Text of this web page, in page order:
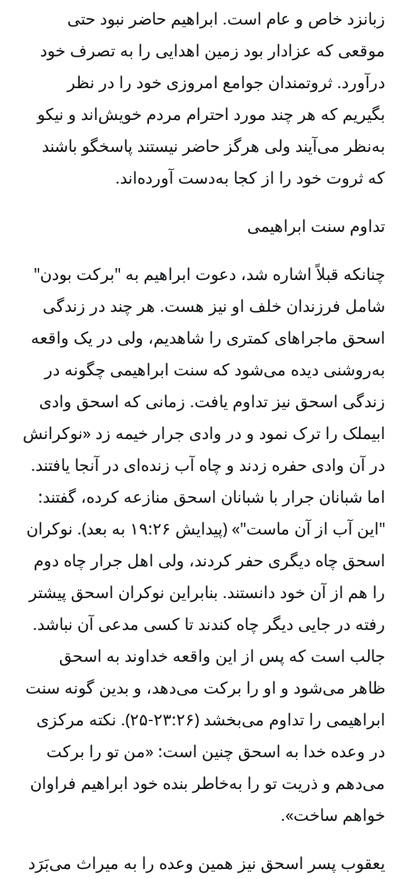
زبانزد خاص و عام است. ابراهیم حاضر نبود حتی
موقعی که عزادار بود زمین اهدایی را به تصرف خود
درآورد. ثروتمندان جوامع امروزی خود را در نظر
بگیریم که هر چند مورد احترام مردم خویش‌اند و نیکو
به‌نظر می‌آیند ولی هرگز حاضر نیستند پاسخگو باشند
که ثروت خود را از کجا به‌دست آورده‌اند.
تداوم سنت ابراهیمی
چنانکه قبلاً اشاره شد، دعوت ابراهیم به "برکت بودن"
شامل فرزندان خلف او نیز هست. هر چند در زندگی
اسحق ماجراهای کمتری را شاهدیم، ولی در یک واقعه
به‌روشنی دیده می‌شود که سنت ابراهیمی چگونه در
زندگی اسحق نیز تداوم یافت. زمانی که اسحق وادی
ابیملک را ترک نمود و در وادی جرار خیمه زد «نوکرانش
در آن وادی حفره زدند و چاه آب زنده‌ای در آنجا یافتند.
اما شبانان جرار با شبانان اسحق منازعه کرده، گفتند:
"این آب از آن ماست"» (پیدایش ۲۶:‏۱۹ به بعد). نوکران
اسحق چاه دیگری حفر کردند، ولی اهل جرار چاه دوم
را هم از آن خود دانستند. بنابراین نوکران اسحق پیشتر
رفته در جایی دیگر چاه کندند تا کسی مدعی آن نباشد.
جالب است که پس از این واقعه خداوند به اسحق
ظاهر می‌شود و او را برکت می‌دهد، و بدین گونه سنت
ابراهیمی را تداوم می‌بخشد (۲۶:‏۲۳-‏‏‏۲۵). نکته مرکزی
در وعده خدا به اسحق چنین است: «من تو را برکت
می‌دهم و ذریت تو را به‌خاطر بنده خود ابراهیم فراوان
خواهم ساخت».
یعقوب پسر اسحق نیز همین وعده را به میراث می‌بَرَد